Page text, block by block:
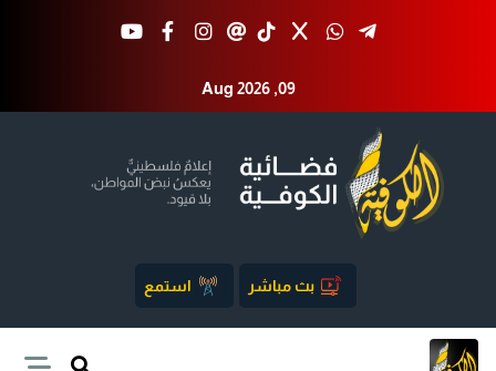
Aug 2026 ,09
بث مباشر استمع